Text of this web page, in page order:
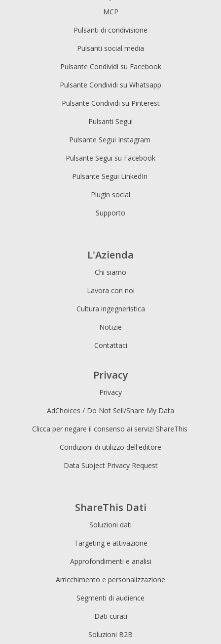
MCP
Pulsanti di condivisione
Pulsanti social media
Pulsante Condividi su Facebook
Pulsante Condividi su Whatsapp
Pulsante Condividi su Pinterest
Pulsanti Segui
Pulsante Segui Instagram
Pulsante Segui su Facebook
Pulsante Segui LinkedIn
Plugin social
Supporto
ShareThis Dati
Soluzioni dati
Targeting e attivazione
Approfondimenti e analisi
Arricchimento e personalizzazione
Segmenti di audience
Dati curati
Soluzioni B2B
L'Azienda
Chi siamo
Lavora con noi
Cultura ingegneristica
Notizie
Contattaci
Privacy
Privacy
AdChoices / Do Not Sell/Share My Data
Clicca per negare il consenso ai servizi ShareThis
Condizioni di utilizzo dell'editore
Data Subject Privacy Request